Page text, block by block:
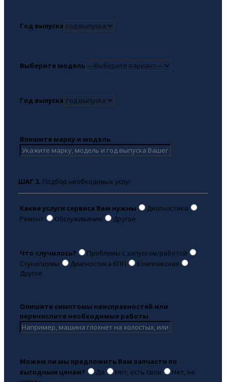
Год выпуска
Выберите модель
Год выпуска
Впишите марку и модель
ШАГ 2. Подбор необходимых услуг
Какие услуги сервиса Вам нужны
Диагностика
Ремонт
Обслуживание Другое
Что случилось?
Проблемы с запуском/работой
Стуки/шумы
Диагностика КПП
Комплексная
Другое
Опишите симптомы неисправностей или
перечислите необходимые работы
Можем ли мы предложить Вам запчасти по
выгодным ценам?
Да Нет, есть свои
Нет, не